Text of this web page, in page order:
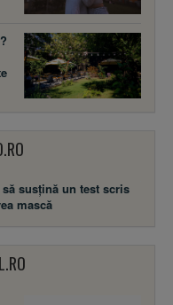
susţină un test scris
mască